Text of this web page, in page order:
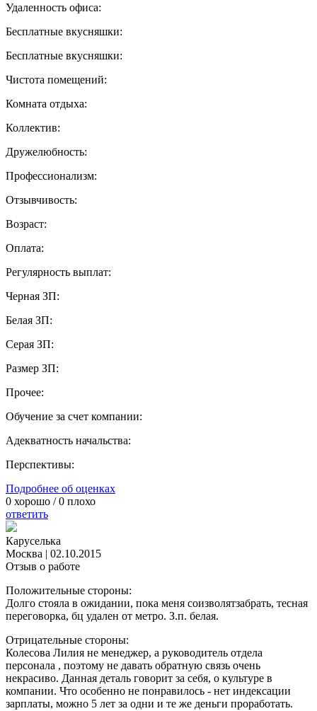
Удаленность офиса:
Бесплатные вкусняшки:
Бесплатные вкусняшки:
Чистота помещений:
Комната отдыха:
Коллектив:
Дружелюбность:
Профессионализм:
Отзывчивость:
Возраст:
Оплата:
Регулярность выплат:
Черная ЗП:
Белая ЗП:
Серая ЗП:
Размер ЗП:
Прочее:
Обучение за счет компании:
Адекватность начальства:
Перспективы:
Подробнее об оценках
0 хорошо /0 плохо
ответить
Каруселька
Москва | 02.10.2015
Отзыв о работе
Положительные стороны:
Долго стояла в ожидании, пока меня соизволятзабрать, тесная
переговорка, бц удален от метро. З.п. белая.
Отрицательные стороны:
Колесова Лилия не менеджер, а руководитель отдела
персонала , поэтому не давать обратную связь очень
некрасиво. Данная деталь говорит за себя, о культуре в
компании. Что особенно не понравилось - нет индексации
зарплаты, можно 5 лет за одни и те же деньги проработать.